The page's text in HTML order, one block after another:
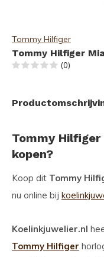
Tommy Hilfiger
Tommy Hilfiger
(0)
Tommy
kopen?
Koop dit Tommy
nu online bij
Koelinkjuwelier.nl
Tommy Hilfiger